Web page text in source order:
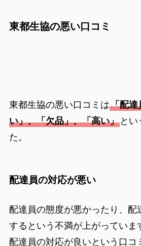
東都生協の悪い口コミ
東都生協の悪い口コミは「配達
い」、「欠品」、「高い」とい
た。
配達員の対応が悪い
配達員の態度が悪かったり、配
するという不満が上がっていま
配達員の対応が良いという口コ